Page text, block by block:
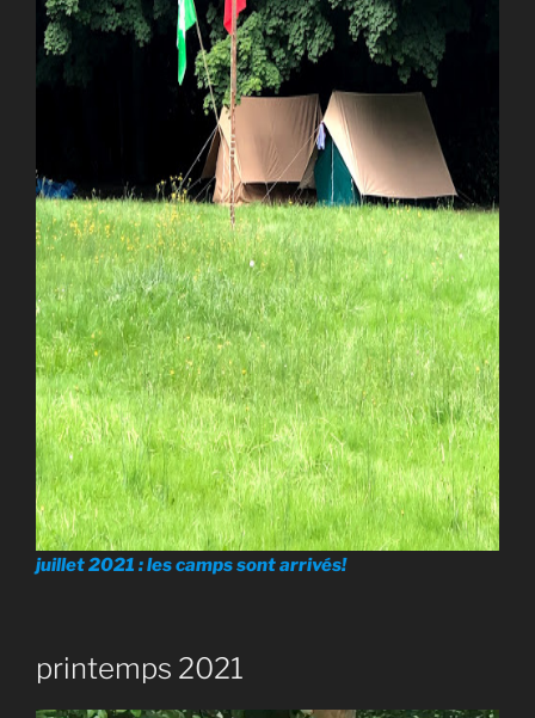
juillet 2021 : les camps sont arrivés!
printemps 2021